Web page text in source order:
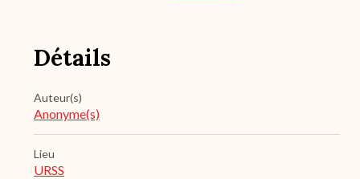
Détails
Auteur(s)
Anonyme(s)
Lieu
URSS